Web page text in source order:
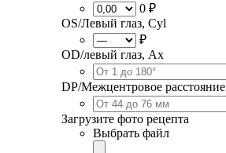
0 ₽
OS/Левый глаз, Cyl
₽
OD/левый глаз, Ax
DP/Межцентровое расстояние
Загрузите фото рецепта
Выбрать файл